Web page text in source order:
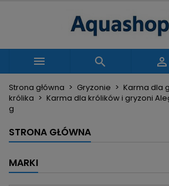
  
Strona główna Gryzonie Karma dla
królika
Karma dla królików i gryzoni
g
STRONA GŁÓWNA
MARKI
Moje listy życzeń
add_circle_outline Utwórz nową listę
Utwórz listę życzeń
Nazwa listy życzeń
Zaloguj się
Musisz być zalogowany by
swojej liście życzeń.
Anuluj